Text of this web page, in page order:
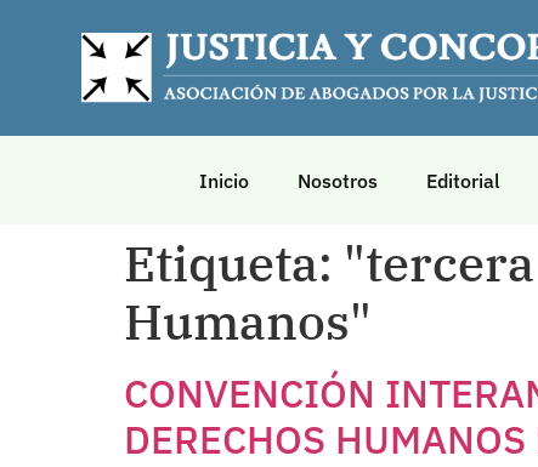
Inicio Nosotros Editorial
Etiqueta:
Humanos"
CONVENCIÓN
DERECHOS